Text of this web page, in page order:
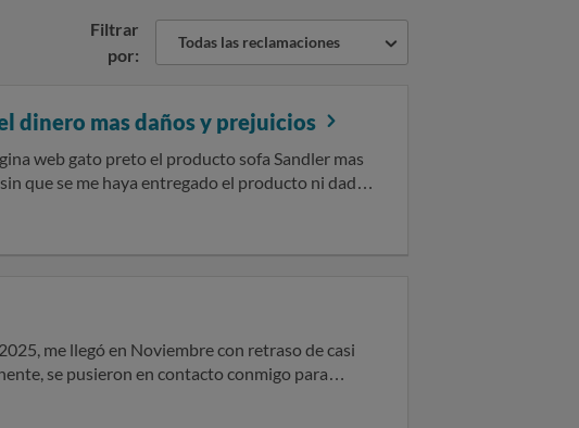
Filtrar
por:
Todas las reclamaciones
dinero mas daños y prejuicios
Adjunto fotocopia de los
de la compra. SOLICITO la
me llegó en Noviembre con retraso de casi
se pusieron en contacto conmigo para
para entregarme ahora si el sofá de color (gris
a traer el sofá de color ( beige ) además de